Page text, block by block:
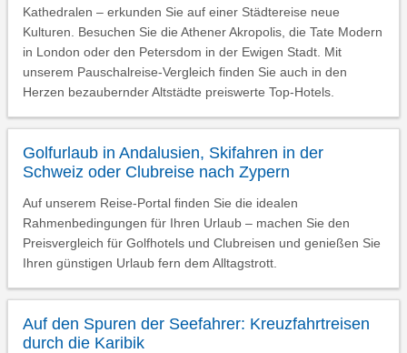
Kathedralen – erkunden Sie auf einer Städtereise neue
Kulturen. Besuchen Sie die Athener Akropolis, die Tate Modern
in London oder den Petersdom in der Ewigen Stadt. Mit
unserem Pauschalreise-Vergleich finden Sie auch in den
Herzen bezaubernder Altstädte preiswerte Top-Hotels.
Golfurlaub in Andalusien, Skifahren in der
Schweiz oder Clubreise nach Zypern
Auf unserem Reise-Portal finden Sie die idealen
Rahmenbedingungen für Ihren Urlaub – machen Sie den
Preisvergleich für Golfhotels und Clubreisen und genießen Sie
Ihren günstigen Urlaub fern dem Alltagstrott.
Auf den Spuren der Seefahrer: Kreuzfahrtreisen
durch die Karibik